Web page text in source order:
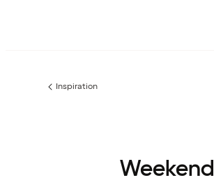
Föregående
Inspiration
Weekend